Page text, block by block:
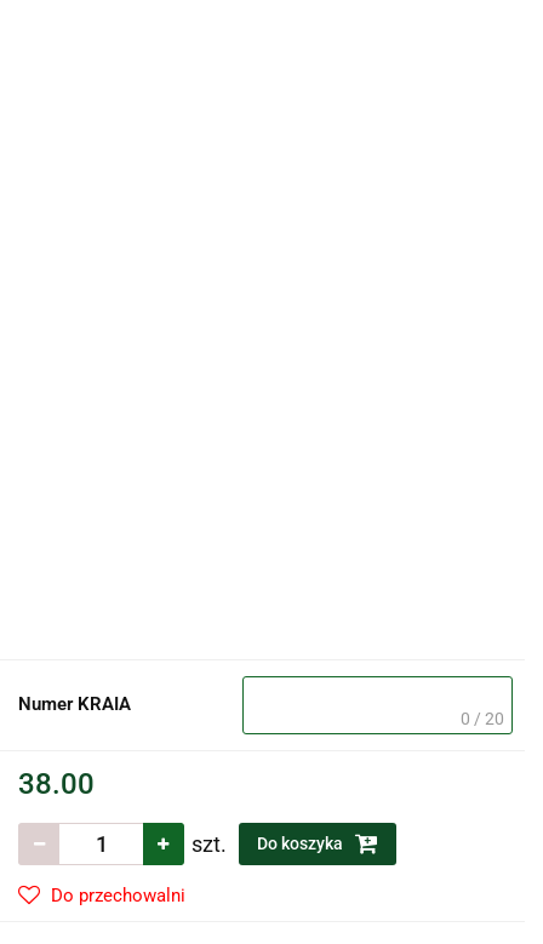
Numer KRAIA
0 / 20
38.00
szt. Do koszyka
Do przechowalni